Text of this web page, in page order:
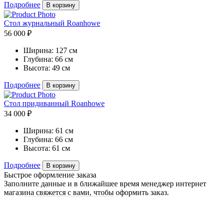
Подробнее В корзину
Стол журнальный Roanhowe
56 000 ₽
Ширина: 127 см
Глубина: 66 см
Высота: 49 см
Подробнее В корзину
Стол придиванный Roanhowe
34 000 ₽
Ширина: 61 см
Глубина: 66 см
Высота: 61 см
Подробнее В корзину
Быстрое оформление заказа
Заполните данные и в ближайшее время менеджер интернет
магазина свяжется с вами, чтобы оформить заказ.